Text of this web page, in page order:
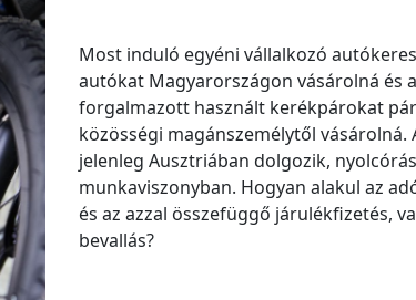
Most induló egyéni vállalkozó
autókat Magyarországon vásárolná és
forgalmazott használt kerékpárokat
közösségi magánszemélytől vásárolná.
jelenleg Ausztriában dolgozik, nyolcórás
munkaviszonyban. Hogyan alakul az
és az azzal összefüggő járulékfizetés,
bevallás?